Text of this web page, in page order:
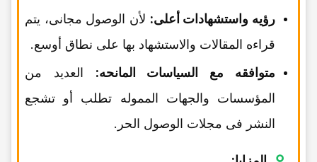
رؤیه واستشهادات أعلى: لأن الوصول مجانی، یتم
قراءه المقالات والاستشهاد بها على نطاق أوسع.
متوافقه مع السیاسات المانحه: العدید من
المؤسسات والجهات المموله تطلب أو تشجع
النشر فی مجلات الوصول الحر.